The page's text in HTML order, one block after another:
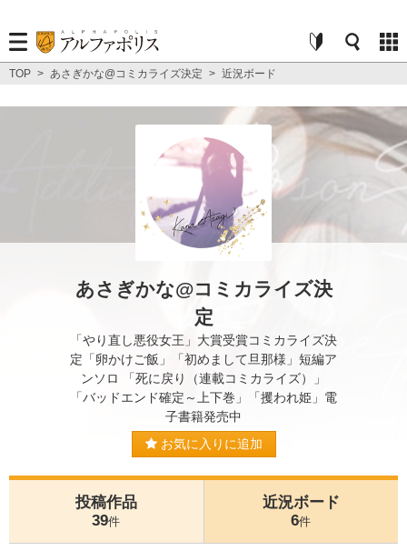
TOP > あさぎかな@コミカライズ決定 > 近況ボード
あさぎかな@コミカライズ決
定
「やり直し悪役女王」大賞受賞コミカライズ決
定「卵かけご飯」「初めまして旦那様」短編ア
ンソロ 「死に戻り（連載コミカライズ）」
「バッドエンド確定～上下巻」「攫われ姫」電
子書籍発売中
お気に入りに追加
投稿作品
39件
近況ボード
6件